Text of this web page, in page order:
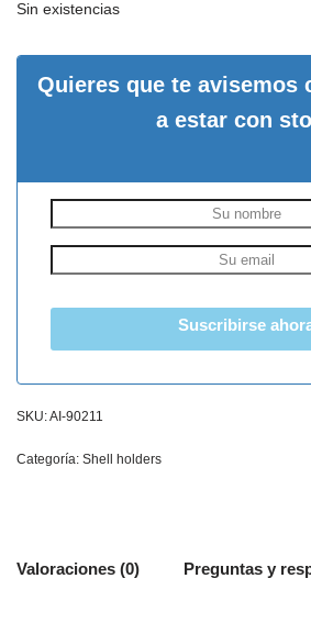
Sin existencias
Quieres que te avisemos
a estar con
Suscribirse
SKU:AI-90211
Categoría: Shell holders
Valoraciones (0) Preguntas y